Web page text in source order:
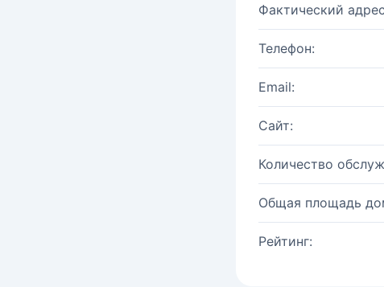
Фактический
Телефон:
Email:
Сайт:
Количество
Общая площадь
Рейтинг: